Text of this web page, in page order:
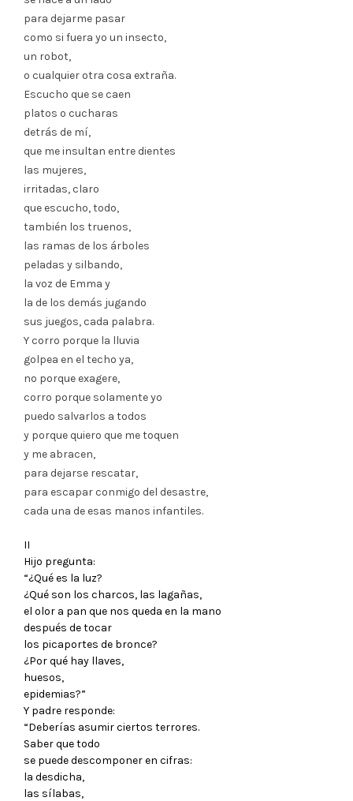
para dejarme pasar
como si fuera yo un insecto,
un robot,
o cualquier otra cosa extraña.
Escucho que se caen
platos o cucharas
detrás de mí,
que me insultan entre dientes
las mujeres,
irritadas, claro
que escucho, todo,
también los truenos,
las ramas de los árboles
peladas y silbando,
la voz de Emma y
la de los demás jugando
sus juegos, cada palabra.
Y corro porque la lluvia
golpea en el techo ya,
no porque exagere,
corro porque solamente yo
puedo salvarlos a todos
y porque quiero que me toquen
y me abracen,
para dejarse rescatar,
para escapar conmigo del desastre,
cada una de esas manos infantiles.
II
Hijo pregunta:
“¿Qué es la luz?
¿Qué son los charcos, las lagañas,
el olor a pan que nos queda en la mano
después de tocar
los picaportes de bronce?
¿Por qué hay llaves,
huesos,
epidemias?”
Y padre responde:
“Deberías asumir ciertos terrores.
Saber que todo
se puede descomponer en cifras:
la desdicha,
las sílabas,